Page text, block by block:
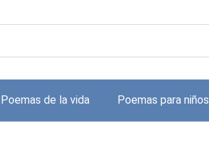
Poemas de la vida Poemas para niños